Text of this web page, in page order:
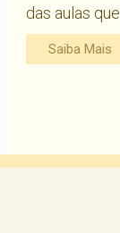
das aulas
Saiba Mais